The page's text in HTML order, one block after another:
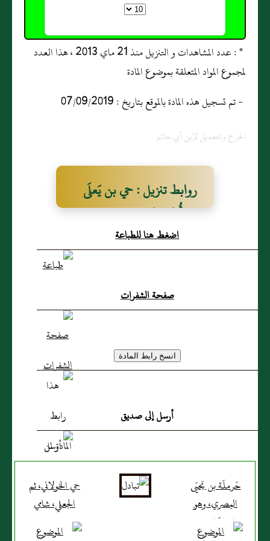
* : عدد المشاهدات و التنزيل منذ 21 ماي 2013 ، هذا العدد
لمجموع المواد المتعلقة بموضوع المادة
- تم تسجيل هذه المادة بالموقع بتاريخ : 07/09/2019
الجرح والتعديل لإبن أبي حاتم
روابط تنزيل : حي بن يَعلَى
بن أُمَيَّة الثَّقفي يماني
اضغط هنا للطباعة
صفحة الشفرات
أرسل إلى صديق
حَرملَة بن يَحيَى
المِصري، وهو
ابن يَحيَى بن
حي الخولاني، ثم
الجعلي، شامي